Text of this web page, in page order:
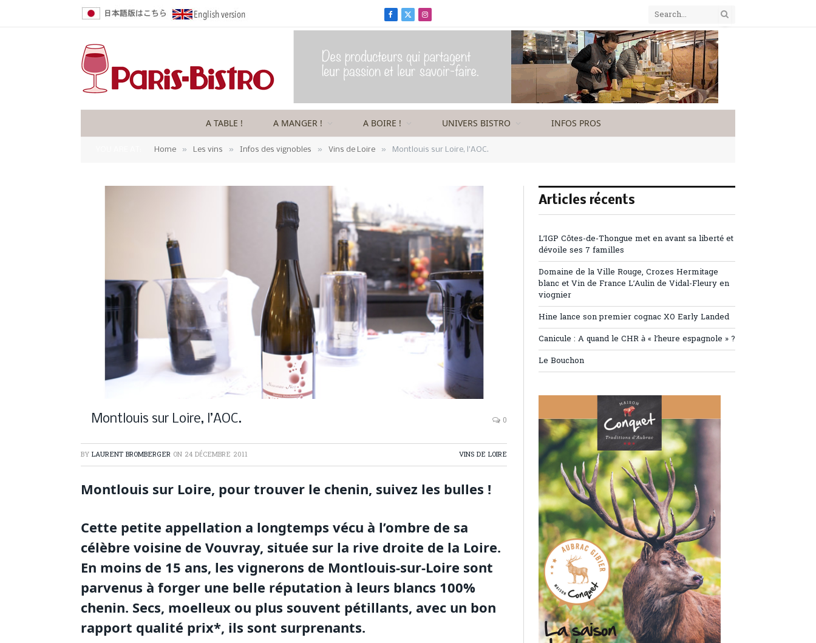
Facebook
X
(Twitter)
Instagram
A TABLE ! A MANGER ! A BOIRE ! UNIVERS BISTRO INFOS PROS
Home » Les vins » Infos des vignobles » Vins de Loire » Montlouis sur Loire, l’AOC.
Montlouis sur Loire, l’AOC. 0
BY LAURENT BROMBERGER ON 24 DÉCEMBRE 2011 VINS DE LOIRE
Montlouis sur Loire, pour trouver le chenin, suivez les bulles !
Cette petite appellation a longtemps vécu à l’ombre de sa
célèbre voisine de Vouvray, située sur la rive droite de la Loire.
En moins de 15 ans, les vignerons de Montlouis-sur-Loire sont
parvenus à forger une belle réputation à leurs blancs 100%
chenin. Secs, moelleux ou plus souvent pétillants, avec un bon
rapport qualité prix*, ils sont surprenants.
Articles récents
L’IGP Côtes-de-Thongue met en avant sa liberté et
dévoile ses 7 familles
Domaine de la Ville Rouge, Crozes Hermitage
blanc et Vin de France L’Aulin de Vidal-Fleury en
viognier
Hine lance son premier cognac XO Early Landed
Canicule : A quand le CHR à « l’heure espagnole » ?
Le Bouchon